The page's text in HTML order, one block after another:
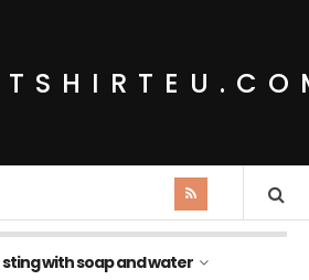
with soap and water